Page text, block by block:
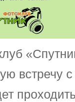
встречу